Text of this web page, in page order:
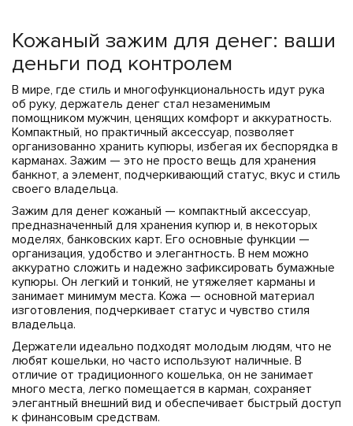
Кожаный зажим для денег: ваши
деньги под контролем
В мире, где стиль и многофункциональность идут рука
об руку, держатель денег стал незаменимым
помощником мужчин, ценящих комфорт и аккуратность.
Компактный, но практичный аксессуар, позволяет
организованно хранить купюры, избегая их беспорядка в
карманах. Зажим — это не просто вещь для хранения
банкнот, а элемент, подчеркивающий статус, вкус и стиль
своего владельца.
Зажим для денег кожаный — компактный аксессуар,
предназначенный для хранения купюр и, в некоторых
моделях, банковских карт. Его основные функции —
организация, удобство и элегантность. В нем можно
аккуратно сложить и надежно зафиксировать бумажные
купюры. Он легкий и тонкий, не утяжеляет карманы и
занимает минимум места. Кожа — основной материал
изготовления, подчеркивает статус и чувство стиля
владельца.
Держатели идеально подходят молодым людям, что не
любят кошельки, но часто используют наличные. В
отличие от традиционного кошелька, он не занимает
много места, легко помещается в карман, сохраняет
элегантный внешний вид и обеспечивает быстрый доступ
к финансовым средствам.